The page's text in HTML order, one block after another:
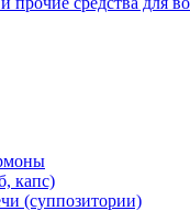
капс)
(суппозитории)